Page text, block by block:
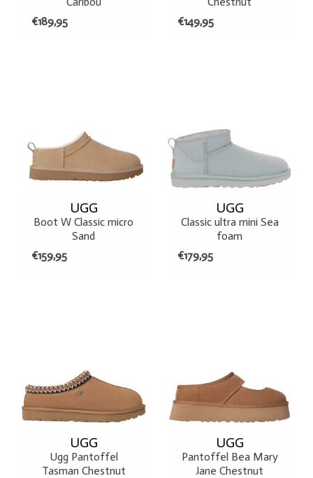
€189,95
€149,95
UGG
Boot W Classic micro
Sand
€159,95
UGG
Classic ultra mini Sea
foam
€179,95
UGG
Ugg Pantoffel
Tasman Chestnut
UGG
Pantoffel Bea Mary
Jane Chestnut